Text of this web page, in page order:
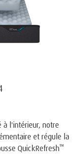
à l'intérieur, notre
et régule la
QuickRefresh™